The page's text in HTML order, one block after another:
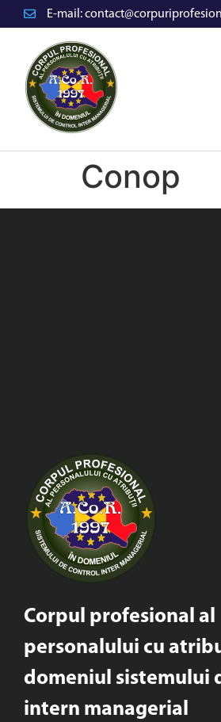
E-mail:
Conop
Corpul profesional al
personalului cu
domeniul sistemului
intern managerial